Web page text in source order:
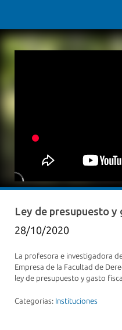
Ley de presupuesto
28/10/2020
La profesora e investigadora
Empresa de la Facultad de
ley de presupuesto y gasto
Categorias: Instituciones